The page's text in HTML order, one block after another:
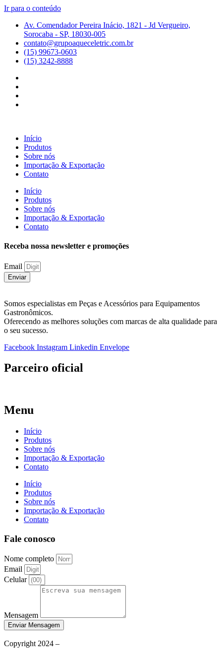
Ir para o conteúdo
Av. Comendador Pereira Inácio, 1821 - Jd Vergueiro,
Sorocaba - SP, 18030-005
contato@grupoaqueceletric.com.br
(15) 99673-0603
(15) 3242-8888
Início
Produtos
Sobre nós
Importação & Exportação
Contato
Início
Produtos
Sobre nós
Importação & Exportação
Contato
Receba nossa newsletter e promoções
Email
Enviar
Somos especialistas em Peças e Acessórios para Equipamentos
Gastronômicos.
Oferecendo as melhores soluções com marcas de alta qualidade para
o seu sucesso.
Facebook Instagram Linkedin Envelope
Parceiro oficial
Menu
Início
Produtos
Sobre nós
Importação & Exportação
Contato
Início
Produtos
Sobre nós
Importação & Exportação
Contato
Fale conosco
Nome completo
Email
Celular
Mensagem
Enviar Mensagem
Copyright 2024 –